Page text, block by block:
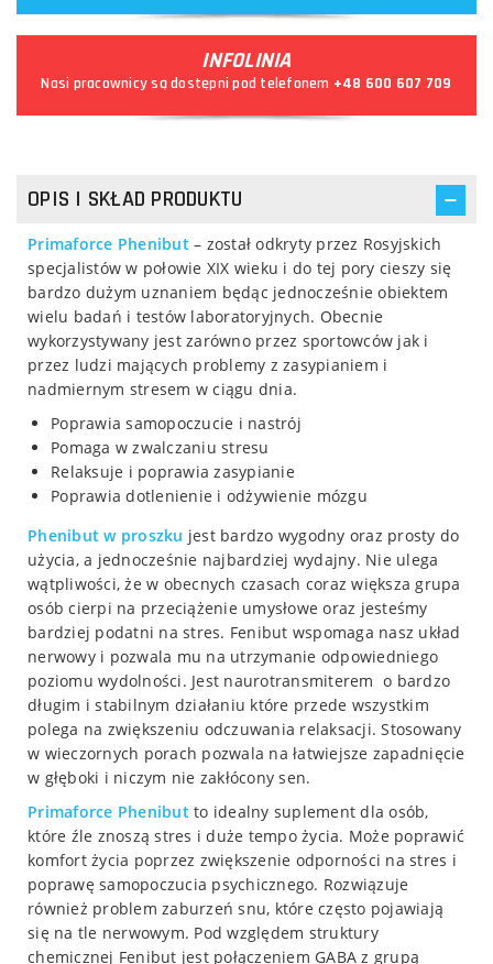
INFOLINIA
Nasi pracownicy są dostępni pod telefonem +48 600 607 709
OPIS I SKŁAD PRODUKTU
Primaforce Phenibut– został odkryty przez Rosyjskich
specjalistów w połowie XIX wieku i do tej pory cieszy się
bardzo dużym uznaniem będąc jednocześnie obiektem
wielu badań i testów laboratoryjnych. Obecnie
wykorzystywany jest zarówno przez sportowców jak i
przez ludzi mających problemy z zasypianiem i
nadmiernym stresem w ciągu dnia.
Poprawia samopoczucie i nastrój
Pomaga w zwalczaniu stresu
Relaksuje i poprawia zasypianie
Poprawia dotlenienie i odżywienie mózgu
Phenibut w proszku jest bardzo wygodny oraz prosty do
użycia, a jednocześnie najbardziej wydajny. Nie ulega
wątpliwości, że w obecnych czasach coraz większa grupa
osób cierpi na przeciążenie umysłowe oraz jesteśmy
bardziej podatni na stres. Fenibut wspomaga nasz układ
nerwowy i pozwala mu na utrzymanie odpowiedniego
poziomu wydolności. Jest naurotransmiterem o bardzo
długim i stabilnym działaniu które przede wszystkim
polega na zwiększeniu odczuwania relaksacji. Stosowany
w wieczornych porach pozwala na łatwiejsze zapadnięcie
w głęboki i niczym nie zakłócony sen.
Primaforce Phenibut to idealny suplement dla osób,
które źle znoszą stres i duże tempo życia. Może poprawić
komfort życia poprzez zwiększenie odporności na stres i
poprawę samopoczucia psychicznego. Rozwiązuje
również problem zaburzeń snu, które często pojawiają
się na tle nerwowym. Pod względem struktury
chemicznej Fenibut jest połączeniem GABA z grupą